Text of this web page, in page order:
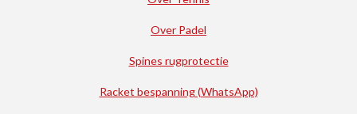
Over Padel
Spines rugprotectie
Racket bespanning (WhatsApp)